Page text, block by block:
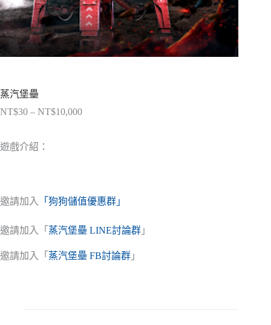
蒸汽堡壘
NT$30 – NT$10,000價
NT$10,000
遊戲介紹：
邀請加入 「狗狗儲值優惠群」
邀請加入「 蒸汽堡壘 LINE討論群 」
邀請加入「 蒸汽堡壘 FB討論群 」